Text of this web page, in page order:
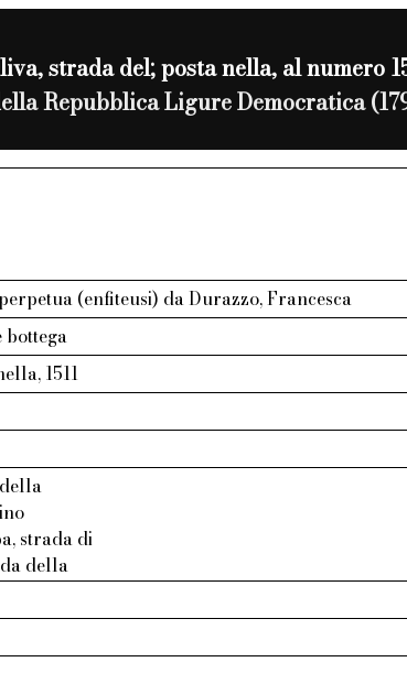
strada del; posta nella, al numero
Repubblica Ligure Democratica
(enfiteusi) da Durazzo, Francesca
bottega
1511
strada di
della